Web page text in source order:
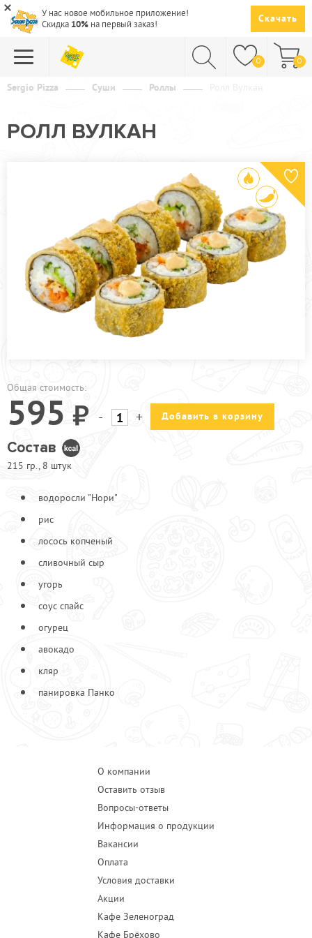
У нас новое мобильное приложение!
Скидка 10% на первый заказ! Скачать
0 0
СУШИ
ПАСТА
ГОРЯЧЕЕ
СУПЫ
НАПИТКИ
ДЕСЕРТЫ
ПРОЧЕЕ
АКЦИИ
Sergio Pizza Суши Роллы
РОЛЛ ВУЛКАН
Общая стоимость:
595 - + Добавить в корзину
Состав
215 гр., 8 штук
водоросли "Нори"
рис
лосось копченый
сливочный сыр
угорь
соус спайс
огурец
авокадо
кляр
панировка Панко
О компании
Оставить отзыв
Вопросы-ответы
Информация о продукции
Вакансии
Оплата
Условия доставки
Акции
Кафе Зеленоград
Кафе Брёхово